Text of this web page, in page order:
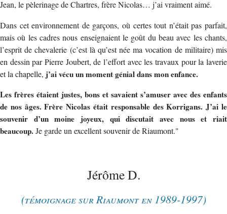
Jean, le pèlerinage de Chartres, frère Nicolas… j’ai vraiment aimé.
Dans cet environnement de garçons, où certes tout n’était pas parfait,
mais où les cadres nous enseignaient le goût du beau avec les chants,
l’esprit de chevalerie (c’est là qu’est née ma vocation de militaire) mis
en dessin par Pierre Joubert, de l’effort avec les travaux pour la laverie
et la chapelle, j’ai vécu un moment génial dans mon enfance.
Les frères étaient justes, bons et savaient s’amuser avec des enfants
de nos âges. Frère Nicolas était responsable des Korrigans. J’ai le
souvenir d’un moine joyeux, qui discutait avec nous et riait
beaucoup. Je garde un excellent souvenir de Riaumont."
Jérôme D.
(témoignage sur Riaumont en 1989-1997)